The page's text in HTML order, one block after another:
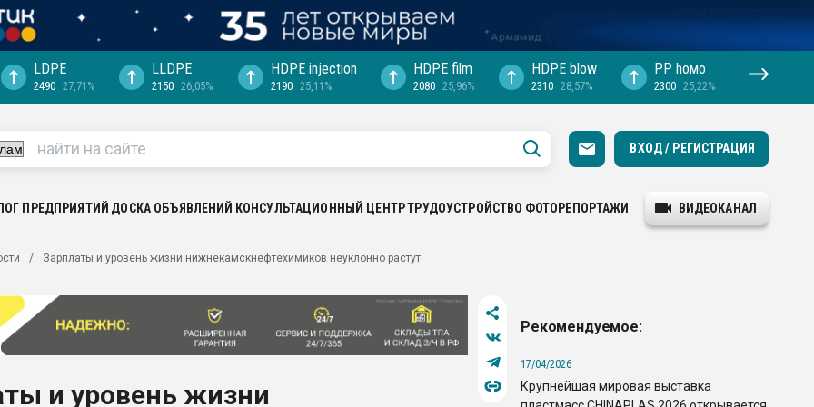
выходит на
рынке
LDPE
2490 27,71%
LLDPE
2150 26,05%
HDPE injection
2190 25,11%
HDPE film
2080 25,96%
HDPE blow
2310 28,57%
PP hомо
2300 25,22%
ВХОД / РЕГИСТРАЦИЯ
ПРЕДПРИЯТИЙ ДОСКА ОБЪЯВЛЕНИЙ КОНСУЛЬТАЦИОННЫЙ ЦЕНТРТРУДОУСТРОЙСТВО ФОТОРЕПОРТАЖИ ВИДЕОКАНАЛ
Зарплаты и уровень жизни нижнекамскнефтехимиков неуклонно растут
и уровень жизни
Рекомендуемое:
17/04/2026
Крупнейшая мировая выставка